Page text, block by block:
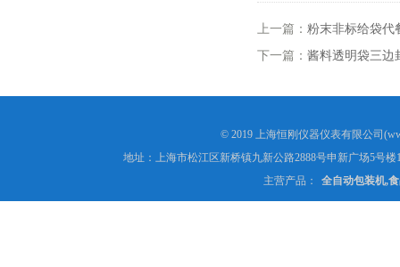
上一篇： 粉末非标给袋代
下一篇： 酱料透明袋三边
© 2019 上海恒刚仪器仪表有限公司
地址：上海市松江区新桥镇九新公路2888号申新广场5号楼
主营产品：
全自动包装机,